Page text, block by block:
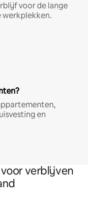
voor de lange
werkplekken.
en
verblijven